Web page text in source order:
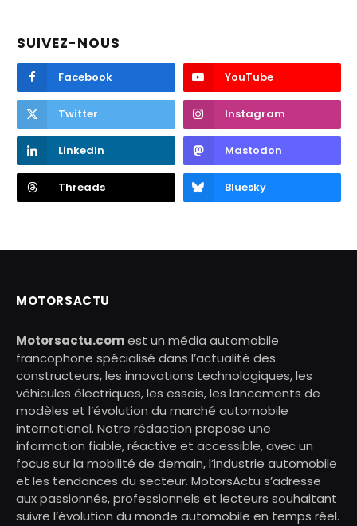
SUIVEZ-NOUS
Facebook YouTube
Twitter Instagram
LinkedIn Mastodon
Threads Bluesky
MOTORSACTU
Motorsactu.comest un média automobile
francophone spécialisé dans l’actualité des
constructeurs, les innovations technologiques, les
véhicules électriques, les essais, les lancements de
modèles et l’évolution du marché automobile
international. Notre rédaction propose une
information fiable, réactive et accessible, avec un
focus sur la mobilité de demain, l’industrie automobile
et les tendances du secteur. MotorsActu s’adresse
aux passionnés, professionnels et lecteurs souhaitant
suivre l’évolution du monde automobile en temps réel.